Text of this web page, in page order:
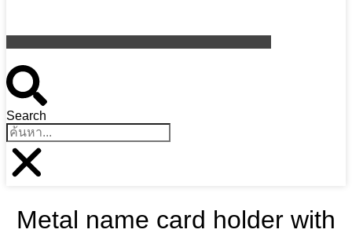
Search
Metal name card holder with